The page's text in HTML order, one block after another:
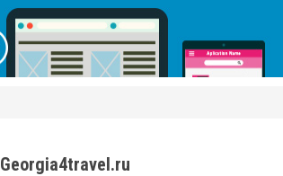
Georgia4travel.ru